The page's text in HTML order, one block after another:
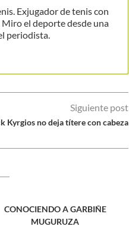
Exjugador de tenis con
el deporte desde una
periodista.
Siguiente post
Kyrgios no deja títere con cabeza
CONOCIENDO A GARBIÑE
MUGURUZA